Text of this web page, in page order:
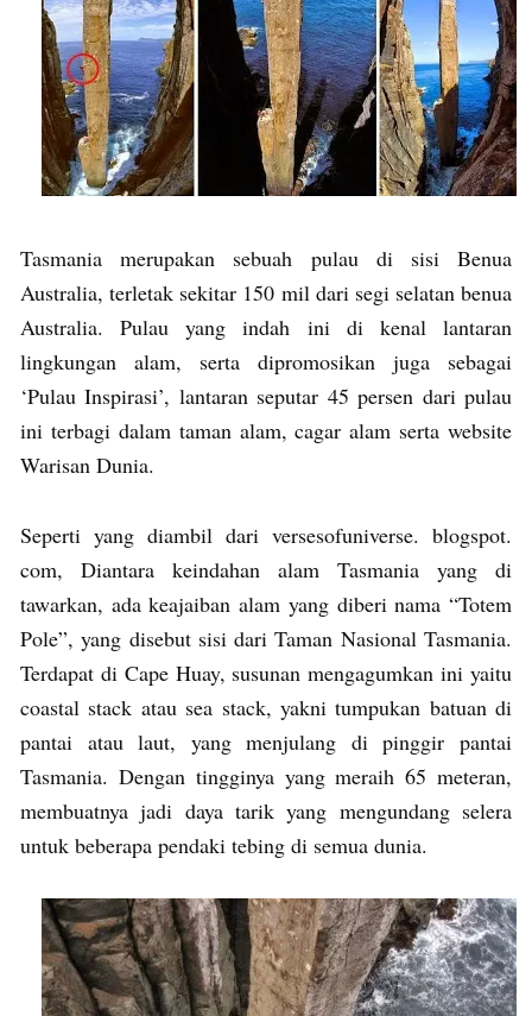
Tasmania merupakan sebuah pulau di sisi Benua
Australia, terletak sekitar 150 mil dari segi selatan benua
Australia. Pulau yang indah ini di kenal lantaran
lingkungan alam, serta dipromosikan juga sebagai
‘Pulau Inspirasi’, lantaran seputar 45 persen dari pulau
ini terbagi dalam taman alam, cagar alam serta website
Warisan Dunia.
Seperti yang diambil dari versesofuniverse. blogspot.
com, Diantara keindahan alam Tasmania yang di
tawarkan, ada keajaiban alam yang diberi nama “Totem
Pole”, yang disebut sisi dari Taman Nasional Tasmania.
Terdapat di Cape Huay, susunan mengagumkan ini yaitu
coastal stack atau sea stack, yakni tumpukan batuan di
pantai atau laut, yang menjulang di pinggir pantai
Tasmania. Dengan tingginya yang meraih 65 meteran,
membuatnya jadi daya tarik yang mengundang selera
untuk beberapa pendaki tebing di semua dunia.